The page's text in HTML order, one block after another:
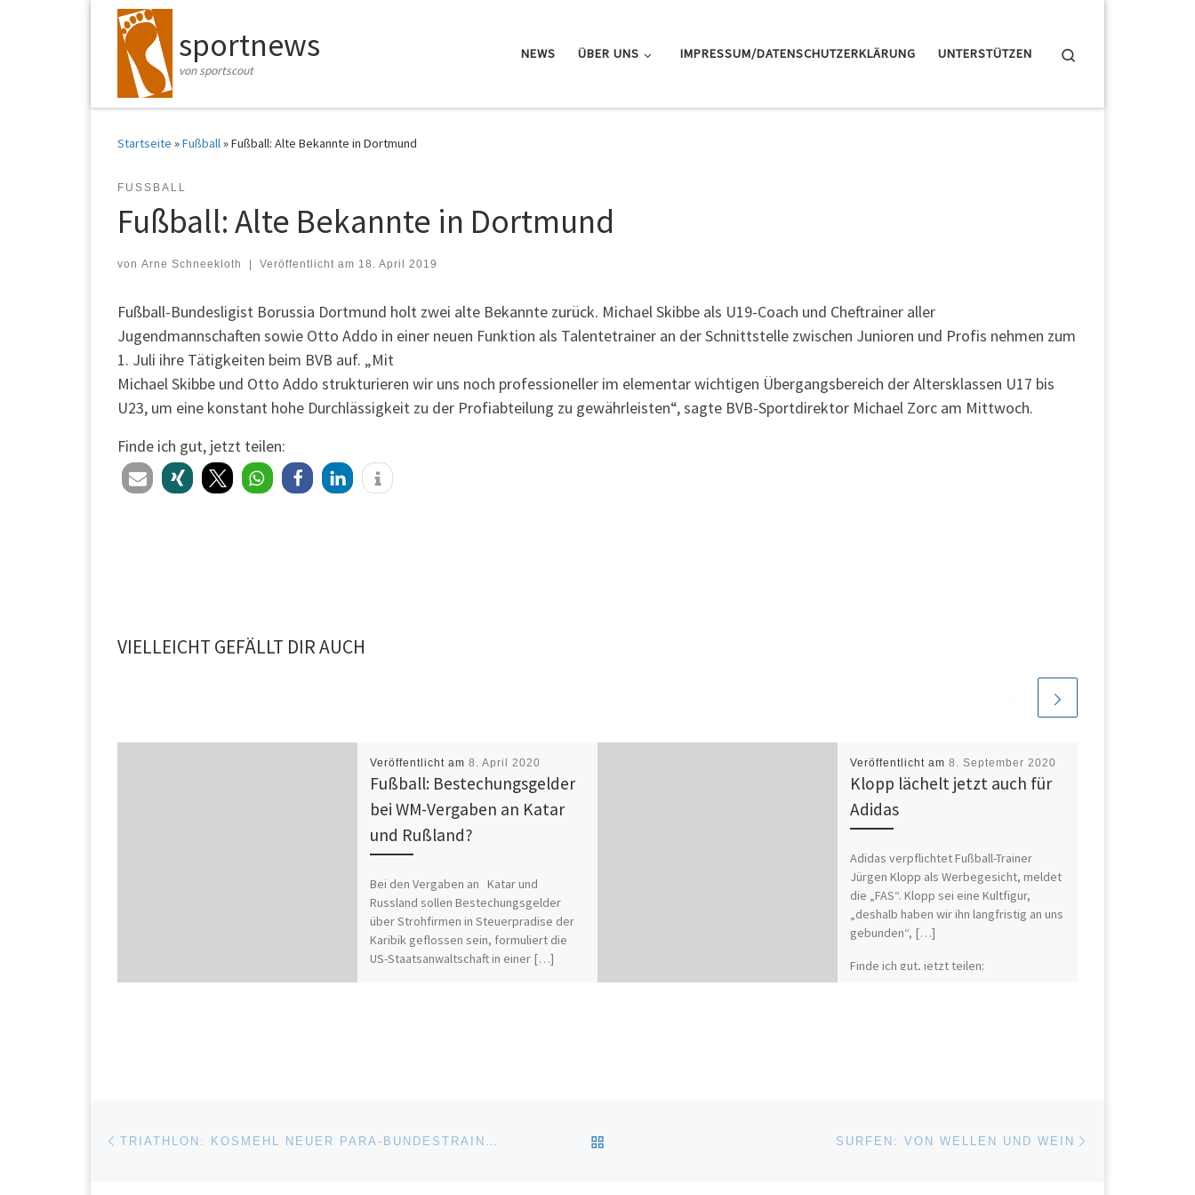
Zum Inhalt springen sportnews
von sportscout
NEWS ÜBER UNS IMPRESSUM/DATENSCHUTZERKLÄRUNG UNTERSTÜTZEN
Startseite »Fußball»Fußball: Alte Bekannte in Dortmund
FUSSBALL
Fußball: Alte Bekannte in Dortmund
von Arne Schneekloth Veröffentlicht am 18. April 2019
Fußball-Bundesligist Borussia Dortmund holt zwei alte Bekannte zurück. Michael Skibbe als U19-Coach und Cheftrainer aller
Jugendmannschaften sowie Otto Addo in einer neuen Funktion als Talentetrainer an der Schnittstelle zwischen Junioren und Profis nehmen zum
1. Juli ihre Tätigkeiten beim BVB auf. „Mit
Michael Skibbe und Otto Addo strukturieren wir uns noch professioneller im elementar wichtigen Übergangsbereich der Altersklassen U17 bis
U23, um eine konstant hohe Durchlässigkeit zu der Profiabteilung zu gewährleisten“, sagte BVB-Sportdirektor Michael Zorc am Mittwoch.
Finde ich gut, jetzt teilen:
VIELLEICHT GEFÄLLT DIR AUCH
Veröffentlicht am8. April 2020
Fußball: Bestechungsgelder
bei WM-Vergaben an Katar
und Rußland?
Bei den Vergaben an Katar und
Russland sollen Bestechungsgelder
über Strohfirmen in Steuerpradise der
Karibik geflossen sein, formuliert die
US-Staatsanwaltschaft in einer […]
Veröffentlicht am8. September 2020
Klopp lächelt jetzt auch für
Adidas
Adidas verpflichtet Fußball-Trainer
Jürgen Klopp als Werbegesicht, meldet
die „FAS“. Klopp sei eine Kultfigur,
„deshalb haben wir ihn langfristig an uns
gebunden“, […]
Finde ich gut, jetzt teilen:
Beitragsnavigation SURFEN: VON WELLEN UND WEIN